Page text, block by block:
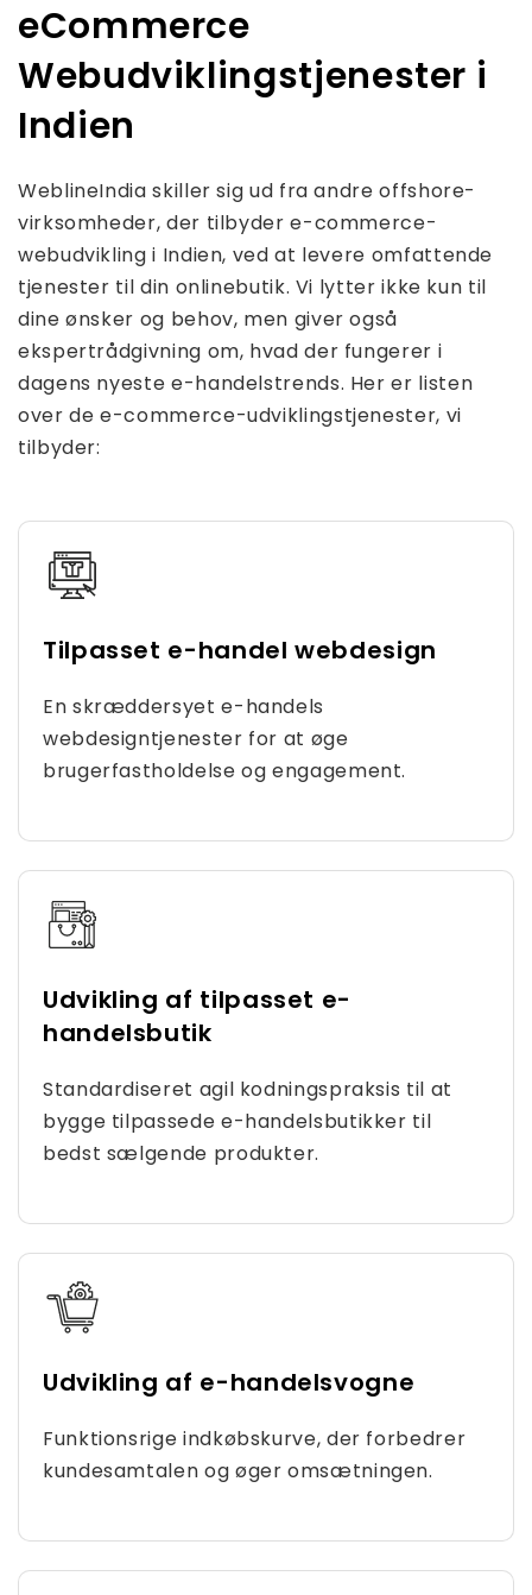
eCommerce
Webudviklingstjenester i
Indien
WeblineIndia skiller sig ud fra andre offshore-
virksomheder, der tilbyder e-commerce-
webudvikling i Indien, ved at levere omfattende
tjenester til din onlinebutik. Vi lytter ikke kun til
dine ønsker og behov, men giver også
ekspertrådgivning om, hvad der fungerer i
dagens nyeste e-handelstrends. Her er listen
over de e-commerce-udviklingstjenester, vi
tilbyder:
Tilpasset e-handel webdesign
En skræddersyet e-handels
webdesigntjenester for at øge
brugerfastholdelse og engagement.
Udvikling af tilpasset e-
handelsbutik
Standardiseret agil kodningspraksis til at
bygge tilpassede e-handelsbutikker til
bedst sælgende produkter.
Udvikling af e-handelsvogne
Funktionsrige indkøbskurve, der forbedrer
kundesamtalen og øger omsætningen.